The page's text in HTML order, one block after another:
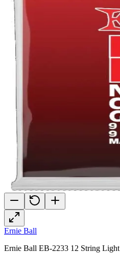
Ernie Ball
Ernie Ball EB-2233 12 String Light